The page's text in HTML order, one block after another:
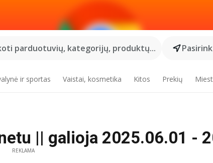
parduotuvių, kategorijų, produktų...
ir sportas Vaistai, kosmetika Kitos Prekių
|| galioja 2025.06.01 -
REKLAMA